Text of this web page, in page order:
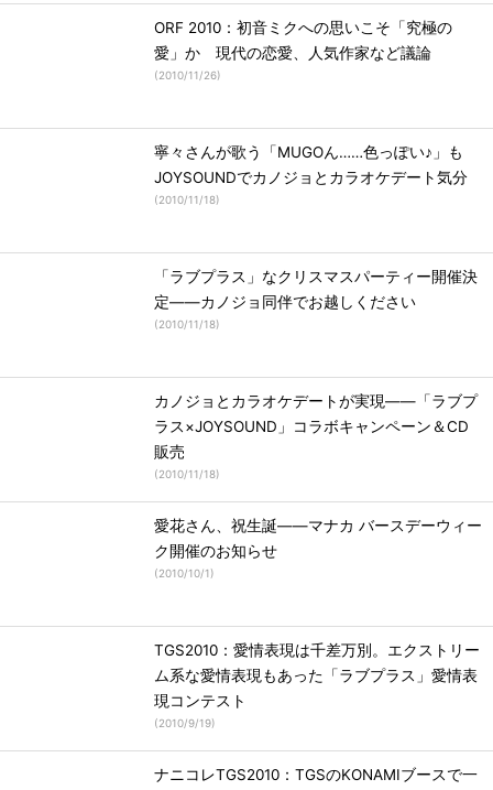
ORF 2010：初音ミクへの思いこそ「究極の
愛」か 現代の恋愛、人気作家など議論
(2010/11/26)
寧々さんが歌う「MUGOん……色っぽい♪」も
JOYSOUNDでカノジョとカラオケデート気分
(2010/11/18)
「ラブプラス」なクリスマスパーティー開催決
定――カノジョ同伴でお越しください
(2010/11/18)
カノジョとカラオケデートが実現――「ラブプ
ラス×JOYSOUND」コラボキャンペーン＆CD
販売
(2010/11/18)
愛花さん、祝生誕――マナカ バースデーウィー
ク開催のお知らせ
(2010/10/1)
TGS2010：愛情表現は千差万別。エクストリー
ム系な愛情表現もあった「ラブプラス」愛情表
現コンテスト
(2010/9/19)
ナニコレTGS2010：TGSのKONAMIブースで一